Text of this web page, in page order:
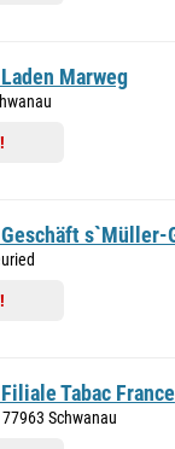
Marweg
Geschäft s`Müller-
Tabac France
Schwanau